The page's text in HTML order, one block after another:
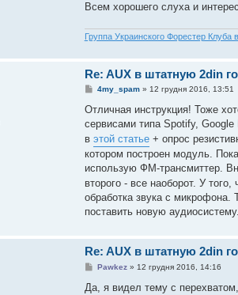
Всем хорошего слуха и
Группа Украинского Форестер Клуба
Re: AUX в штатную 2din
П
в
д
о
м
л
е
н
н
я
4my_spam» 12 грудня 2016, 13:51
Отличная инструкция! Тоже
сервисами типа Spotify,
в этой статье+ опрос
котором построен модуль.
использую ФМ-трансмиттер.
второго - все наоборот. У
обработка звука с микрофона.
поставить новую
Re: AUX в штатную 2din
П
в
Pawkez» 12 грудня 2016, 14:16
Да, я видел тему с